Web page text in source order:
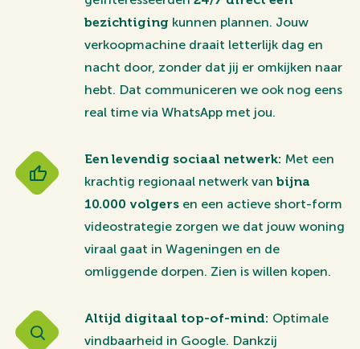
bezichtiging kunnen plannen. Jouw
verkoopmachine draait letterlijk dag en
nacht door, zonder dat jij er omkijken naar
hebt. Dat communiceren we ook nog eens
real time via WhatsApp met jou.
Een levendig sociaal netwerk: Met een
krachtig regionaal netwerk van bijna
10.000 volgers en een actieve short-form
videostrategie zorgen we dat jouw woning
viraal gaat in Wageningen en de
omliggende dorpen. Zien is willen kopen.
Altijd digitaal top-of-mind: Optimale
vindbaarheid in Google. Dankzij